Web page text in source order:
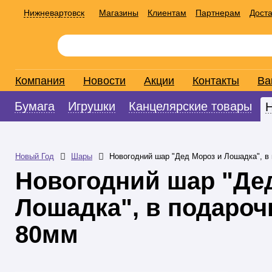
Нижневартовск Магазины Клиентам Партнерам
Компания Новости Акции Контакты
Бумага Игрушки Канцелярские товары
Новый Год Шары Новогодний шар "Дед Мороз и Лошадка", в
Новогодний шар
Лошадка", в
80мм